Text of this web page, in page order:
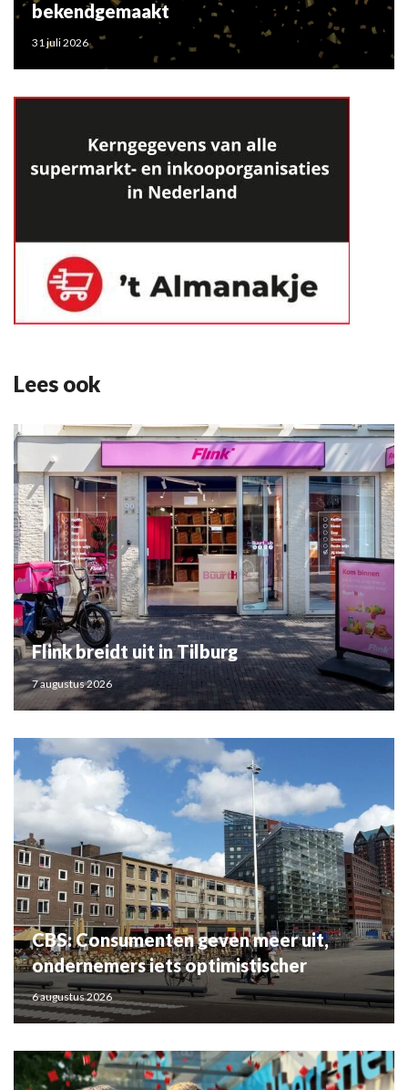
bekendgemaakt
31 juli 2026
Lees ook
Flink breidt uit in Tilburg
7 augustus 2026
CBS: Consumenten geven meer uit,
ondernemers iets optimistischer
6 augustus 2026